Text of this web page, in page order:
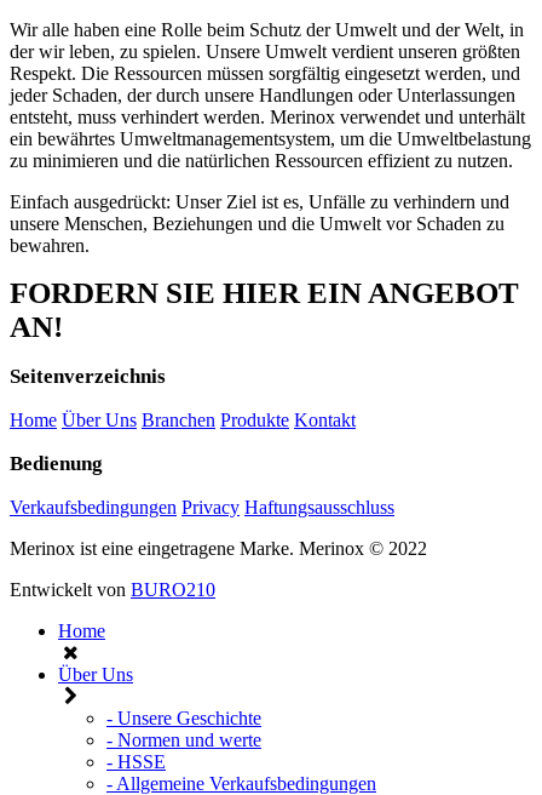
Wir alle haben eine Rolle beim Schutz der Umwelt und der Welt, in
der wir leben, zu spielen. Unsere Umwelt verdient unseren größten
Respekt. Die Ressourcen müssen sorgfältig eingesetzt werden, und
jeder Schaden, der durch unsere Handlungen oder Unterlassungen
entsteht, muss verhindert werden. Merinox verwendet und unterhält
ein bewährtes Umweltmanagementsystem, um die Umweltbelastung
zu minimieren und die natürlichen Ressourcen effizient zu nutzen.
Einfach ausgedrückt: Unser Ziel ist es, Unfälle zu verhindern und
unsere Menschen, Beziehungen und die Umwelt vor Schaden zu
bewahren.
FORDERN SIE HIER EIN ANGEBOT
AN!
Seitenverzeichnis
Home Über Uns Branchen Produkte Kontakt
Bedienung
Verkaufsbedingungen Privacy Haftungsausschluss
Merinox ist eine eingetragene Marke. Merinox © 2022
Entwickelt von BURO210
Home
Über Uns
- Unsere Geschichte
- Normen und werte
- HSSE
- Allgemeine Verkaufsbedingungen